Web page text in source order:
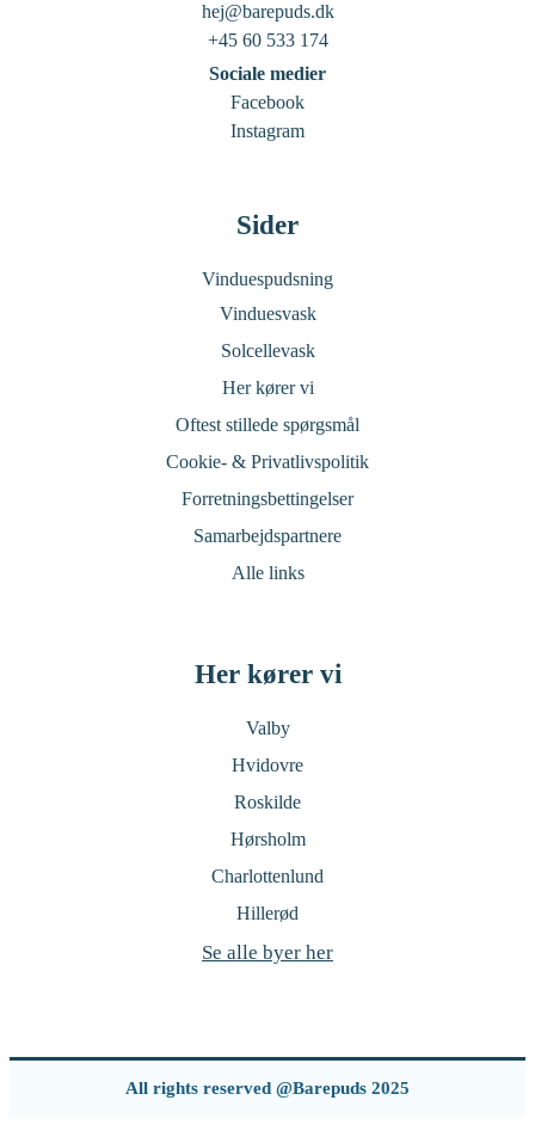
hej@barepuds.dk
+45 60 533 174
Sociale medier
Facebook
Instagram
Sider
Vinduespudsning
Vinduesvask
Solcellevask
Her kører vi
Oftest stillede spørgsmål
Cookie- & Privatlivspolitik
Forretningsbettingelser
Samarbejdspartnere
Alle links
Her kører vi
Valby
Hvidovre
Roskilde
Hørsholm
Charlottenlund
Hillerød
Se alle byer her
All rights reserved @Barepuds 2025